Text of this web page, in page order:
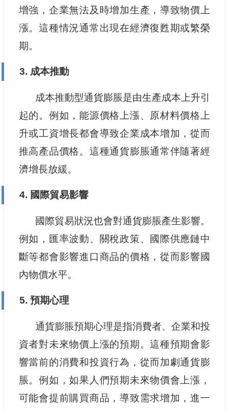
增強，企業無法及時增加生產，導致物價上
漲。這種情況通常出現在經濟復甦期或繁榮
期。
3. 成本推動
成本推動型通貨膨脹是由生產成本上升引
起的。例如，能源價格上漲、原材料價格上
升或工資增長都會導致企業成本增加，從而
推高產品價格。這種通貨膨脹通常伴隨著經
濟增長放緩。
4. 國際貿易影響
國際貿易狀況也會對通貨膨脹產生影響。
例如，匯率波動、關稅政策、國際供應鏈中
斷等都會影響進口商品的價格，從而影響國
內物價水平。
5. 預期心理
通貨膨脹預期心理是指消費者、企業和投
資者對未來物價上漲的預期。這種預期會影
響當前的消費和投資行為，從而加劇通貨膨
脹。例如，如果人們預期未來物價會上漲，
可能會提前購買商品，導致需求增加，進一